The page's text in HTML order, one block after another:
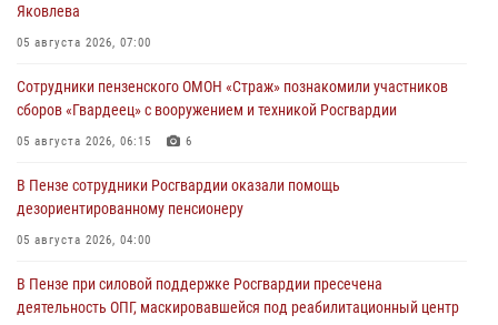
Яковлева
05 августа 2026, 07:00
Сотрудники пензенского ОМОН «Страж» познакомили участников
сборов «Гвардеец» с вооружением и техникой Росгвардии
05 августа 2026, 06:15 6
В Пензе сотрудники Росгвардии оказали помощь
дезориентированному пенсионеру
05 августа 2026, 04:00
В Пензе при силовой поддержке Росгвардии пресечена
деятельность ОПГ, маскировавшейся под реабилитационный центр